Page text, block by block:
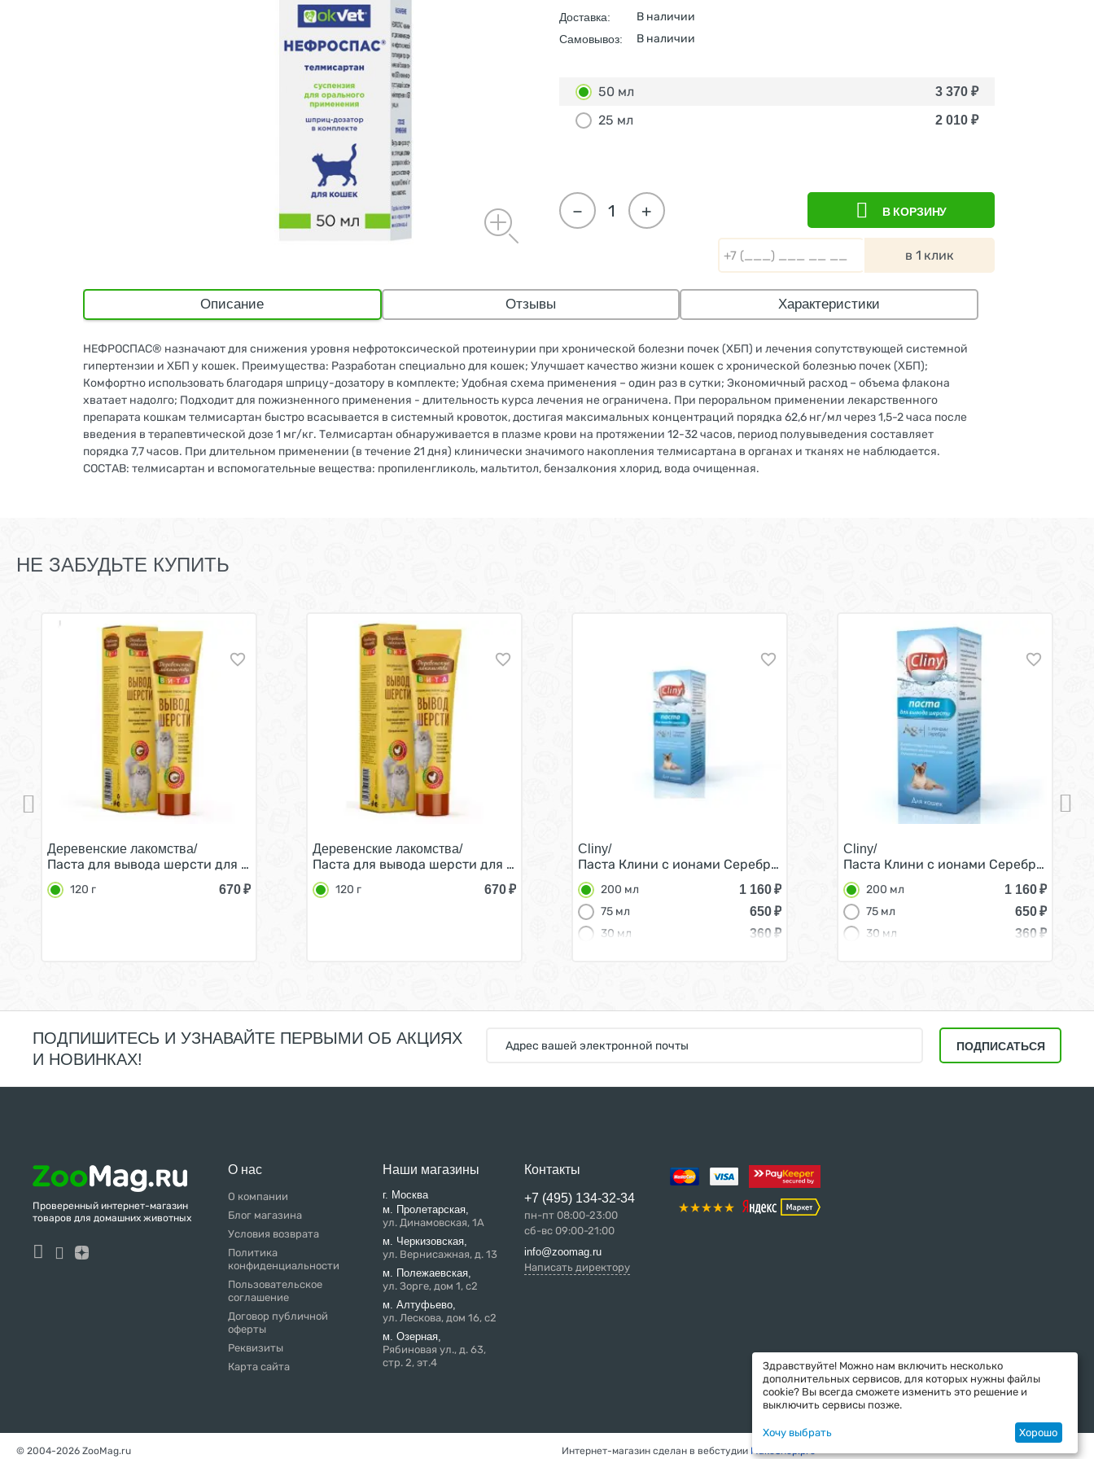
Доставка: В наличии
Самовывоз: В наличии
50 мл 3 370 ₽
25 мл 2 010 ₽
+
− В КОРЗИНУ
в 1 клик
Описание Отзывы Характеристики
НЕФРОСПАС® назначают для снижения уровня нефротоксической протеинурии при хронической болезни почек (ХБП) и лечения сопутствующей системной
гипертензии и ХБП у кошек. Преимущества: Разработан специально для кошек; Улучшает качество жизни кошек с хронической болезнью почек (ХБП);
Комфортно использовать благодаря шприцу-дозатору в комплекте; Удобная схема применения – один раз в сутки; Экономичный расход – объема флакона
хватает надолго; Подходит для пожизненного применения - длительность курса лечения не ограничена. При пероральном применении лекарственного
препарата кошкам телмисартан быстро всасывается в системный кровоток, достигая максимальных концентраций порядка 62,6 нг/мл через 1,5-2 часа после
введения в терапевтической дозе 1 мг/кг. Телмисартан обнаруживается в плазме крови на протяжении 12-32 часов, период полувыведения составляет
порядка 7,7 часов. При длительном применении (в течение 21 дня) клинически значимого накопления телмисартана в органах и тканях не наблюдается.
СОСТАВ: телмисартан и вспомогательные вещества: пропиленгликоль, мальтитол, бензалкония хлорид, вода очищенная.
НЕ ЗАБУДЬТЕ КУПИТЬ
Деревенские лакомства/
Паста для вывода шерсти для кошек со вкусом Креветки 120 г
120 г 670₽
Деревенские лакомства/
Паста для вывода шерсти для кошек со вкусом Курицы 120 г
120 г 670₽
Cliny/
Паста Клини с ионами Серебра для кошек для Вывода Шерсти 200 мл
200 мл 1 160₽
75 мл
650₽
30 мл
360 ₽
Cliny/
Паста Клини с ионами Серебра для
200 мл 1 160₽
75 мл
650₽
30 мл
360 ₽
ПОДПИШИТЕСЬ И УЗНАВАЙТЕ ПЕРВЫМИ ОБ АКЦИЯХ
И НОВИНКАХ!
ПОДПИСАТЬСЯ
Проверенный интернет-магазин
товаров для домашних животных
О нас
О компании
Блог магазина
Условия возврата
Политика
конфиденциальности
Пользовательское
соглашение
Договор публичной
оферты
Реквизиты
Карта сайта
Наши магазины
г. Москва
м. Пролетарская,
ул. Динамовская, 1А
м. Черкизовская,
ул. Вернисажная, д. 13
м. Полежаевская,
ул. Зорге, дом 1, с2
м. Алтуфьево,
ул. Лескова, дом 16, с2
м. Озерная,
Рябиновая ул., д. 63,
стр. 2, эт.4
Контакты
+7 (495) 134-32-34
пн-пт 08:00-23:00
сб-вс 09:00-21:00
info@zoomag.ru
Написать директору
© 2004-2026 ZooMag.ru Интернет-магазин сделан в вебстудии MakeShop.pro
Здравствуйте! Можно нам включить несколько
дополнительных сервисов, для которых нужны файлы
cookie? Вы всегда сможете изменить это решение и
выключить сервисы позже.
Хочу выбрать Хорошо